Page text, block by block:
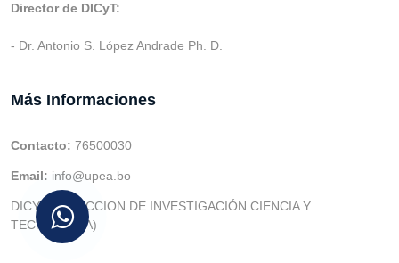
Director de DICyT:
- Dr. Antonio S. López Andrade Ph. D.
Más Informaciones
Contacto: 76500030
Email: info@upea.bo
DICYT (DIRECCION DE INVESTIGACIÓN CIENCIA Y
TECNOLOGIA)